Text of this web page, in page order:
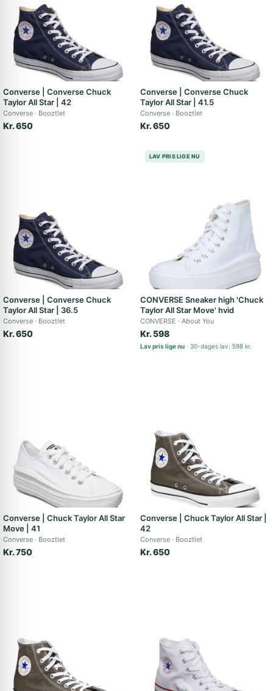
Converse | Converse Chuck
Taylor All Star | 42
Converse Booztlet
Kr. 650
Converse | Converse Chuck
Taylor All Star | 41.5
Converse Booztlet
Kr. 650
Converse | Converse Chuck
Taylor All Star | 36.5
Converse Booztlet
Kr. 650
LAV PRIS LIGE NU
CONVERSE Sneaker high 'Chuck
Taylor All Star Move' hvid
CONVERSE About You
Kr. 598
Lav pris lige nu 30-dages lav: 598 kr.
Converse | Chuck Taylor All Star
Move | 41
Converse Booztlet
Kr. 750
Converse | Chuck Taylor All Star |
42
Converse Booztlet
Kr. 650